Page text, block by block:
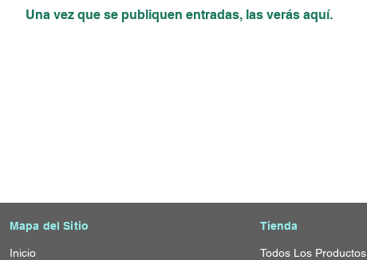
Una vez que se publiquen entradas, las verás aquí.
Mapa del Sitio
Inicio
Tienda
Todos Los Productos